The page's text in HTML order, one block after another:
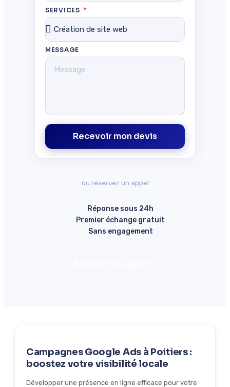
SERVICES
MESSAGE
Recevoir mon devis
ou réservez un appel
Réponse sous 24h
Premier échange gratuit
Sans engagement
Campagnes Google Ads à Poitiers :
boostez votre visibilité locale
Développer une présence en ligne efficace pour votre